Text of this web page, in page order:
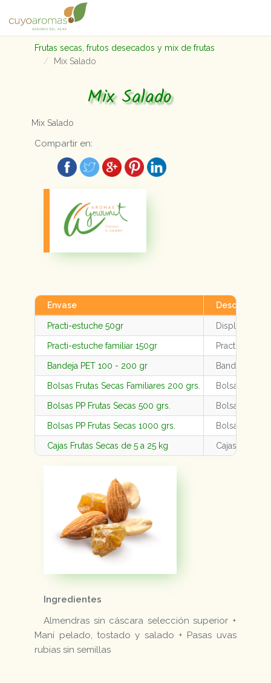
Frutas secas, frutos desecados y mix de frutas
Mix Salado
Mix Salado
Mix Salado
Compartir en:
Envase Descripción
Practi-estuche 50gr Display de
Practi-estuche familiar 150gr Practi-
Bandeja PET 100 - 200 gr Bandeja PET
Bolsas Frutas Secas Familiares 200 grs. Bolsas
Bolsas PP Frutas Secas 500 grs. Bolsas PP
Bolsas PP Frutas Secas 1000 grs. Bolsas PP
Cajas Frutas Secas de 5 a 25 kg Cajas -
Ingredientes
Almendras sin cáscara selección superior +
Maní pelado, tostado y salado + Pasas uvas
rubias sin semillas